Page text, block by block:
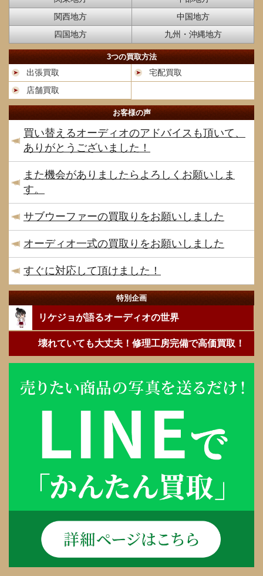
関西地方
中国地方
四国地方
九州・沖縄地方
3つの買取方法
出張買取
宅配買取
店舗買取
お客様の声
買い替えるオーディオのアドバイスも頂いて、
ありがとうございました！
また機会がありましたらよろしくお願いしま
す。
サブウーファーの買取りをお願いしました
オーディオ一式の買取りをお願いしました
すぐに対応して頂けました！
特別企画
リケジョが語るオーディオの世界
壊れていても大丈夫！修理工房完備で高価買取！